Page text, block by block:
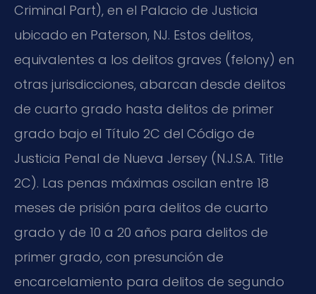
Criminal Part), en el Palacio de Justicia
ubicado en Paterson, NJ. Estos delitos,
equivalentes a los delitos graves (felony) en
otras jurisdicciones, abarcan desde delitos
de cuarto grado hasta delitos de primer
grado bajo el Título 2C del Código de
Justicia Penal de Nueva Jersey (N.J.S.A. Title
2C). Las penas máximas oscilan entre 18
meses de prisión para delitos de cuarto
grado y de 10 a 20 años para delitos de
primer grado, con presunción de
encarcelamiento para delitos de segundo